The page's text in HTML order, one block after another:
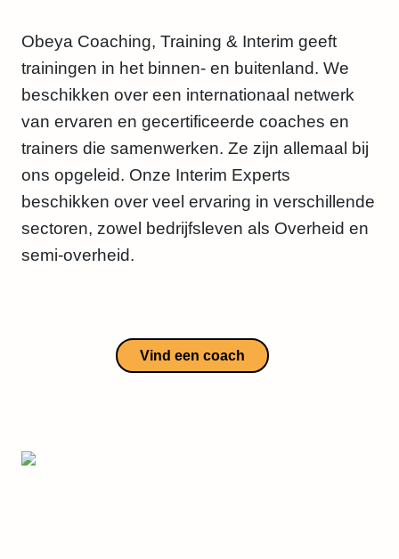
Obeya Coaching, Training & Interim geeft
trainingen in het binnen- en buitenland. We
beschikken over een internationaal netwerk
van ervaren en gecertificeerde coaches en
trainers die samenwerken. Ze zijn allemaal bij
ons opgeleid. Onze Interim Experts
beschikken over veel ervaring in verschillende
sectoren, zowel bedrijfsleven als Overheid en
semi-overheid.
Vind een coach